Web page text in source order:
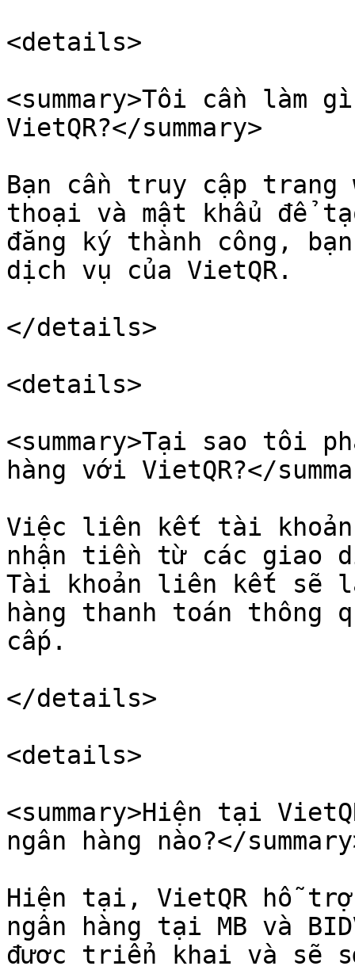
<details>
<summary>Tôi cần làm
VietQR?</summary>
Bạn cần truy cập trang
thoại và mật khẩu để
đăng ký thành công,
dịch vụ của VietQR.
</details>
<details>
<summary>Tại sao tôi
hàng với VietQR?</
Việc liên kết tài khoản
nhận tiền từ các giao
Tài khoản liên kết sẽ
hàng thanh toán thông
cấp.
</details>
<details>
<summary>Hiện tại
ngân hàng nào?</
Hiện tại, VietQR hỗ
ngân hàng tại MB và
được triển khai và sẽ